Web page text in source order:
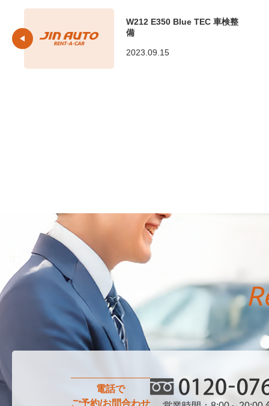
W212 E350 Blue TEC 車検整
備
2023.09.15
電話で
ご予約/お問合わせ